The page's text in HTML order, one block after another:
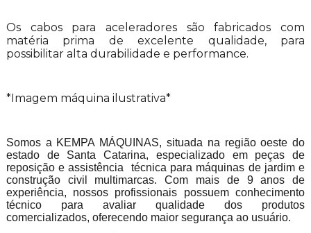
Os cabos para aceleradores são fabricados com
matéria prima de excelente qualidade, para
possibilitar alta durabilidade e performance.
*Imagem máquina ilustrativa*
Somos a KEMPA MÁQUINAS, situada na região oeste do
estado de Santa Catarina, especializado em peças de
reposição e assistência técnica para máquinas de jardim e
construção civil multimarcas. Com mais de 9 anos de
experiência, nossos profissionais possuem conhecimento
técnico para avaliar qualidade dos produtos
comercializados, oferecendo maior segurança ao usuário.